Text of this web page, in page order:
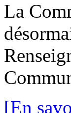
La
[En